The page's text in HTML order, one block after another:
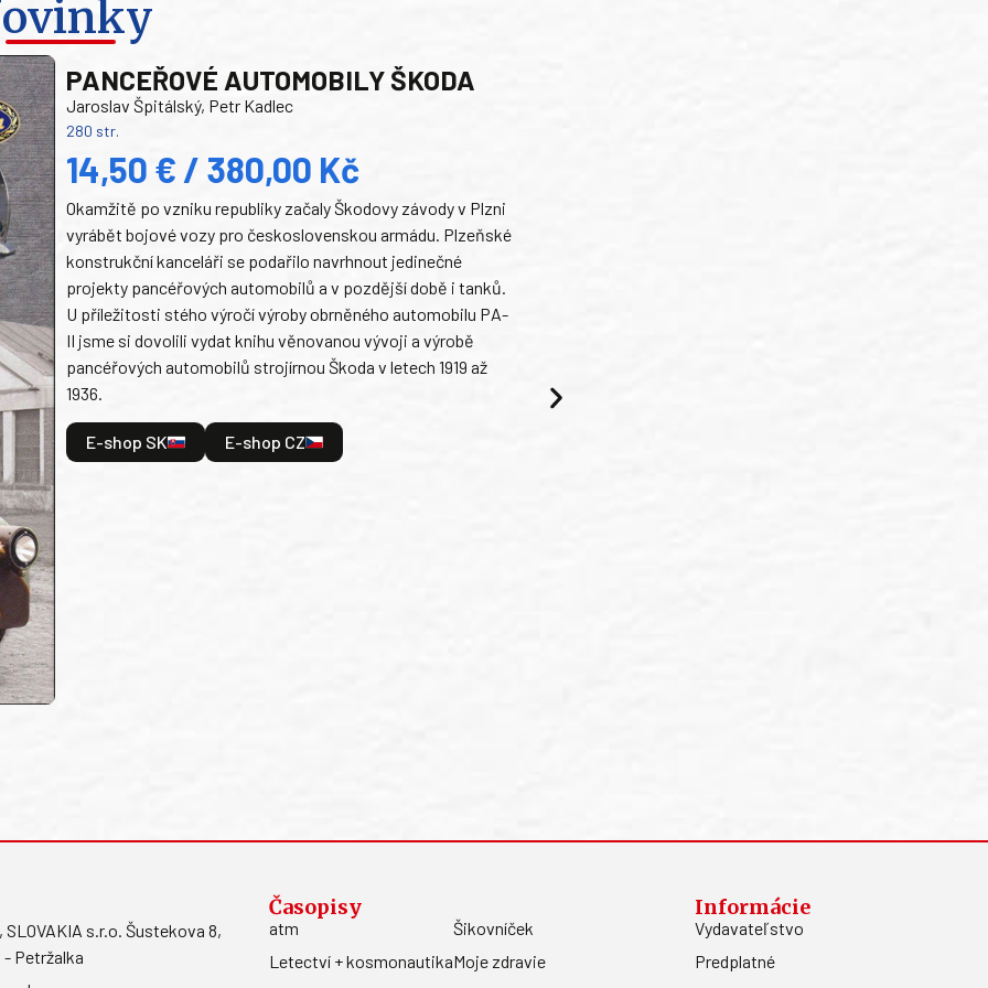
PANCEŘOVÉ AUTOMOBILY ŠKODA
Jaroslav Špitálský, Petr Kadlec
280 str.
14,50 € / 380,00 Kč
Okamžitě po vzniku republiky začaly Škodovy závody v Plzni
vyrábět bojové vozy pro československou armádu. Plzeňské
konstrukční kanceláři se podařilo navrhnout jedinečné
projekty pancéřových automobilů a v pozdější době i tanků.
U příležitosti stého výročí výroby obrněného automobilu PA-
II jsme si dovolili vydat knihu věnovanou vývoji a výrobě
pancéřových automobilů strojírnou Škoda v letech 1919 až
1936.
E-shop SK E-shop CZ
SLOVAKIA s.r.o. Šustekova 8,
- Petržalka
Časopisy
atm
Letectví + kosmonautika
Šikovníček
Moje zdravie
Informácie
Vydavateľstvo
Predplatné